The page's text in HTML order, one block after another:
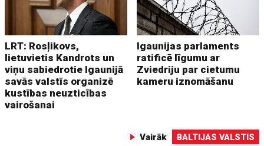
LRT: Rosļikovs,
lietuvietis Kandrots un
viņu sabiedrotie Igaunijā
savās valstīs organizē
kustības neuzticības
vairošanai
Igaunijas parlaments
ratificē līgumu ar
Zviedriju par cietumu
kameru iznomāšanu
Vairāk BALTIJAS VALSTIS